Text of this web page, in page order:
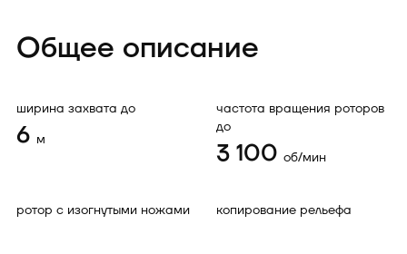
Общее описание
ширина захвата до
6 м
частота вращения роторов
до
3 100 об/мин
ротор с изогнутыми ножами копирование рельефа